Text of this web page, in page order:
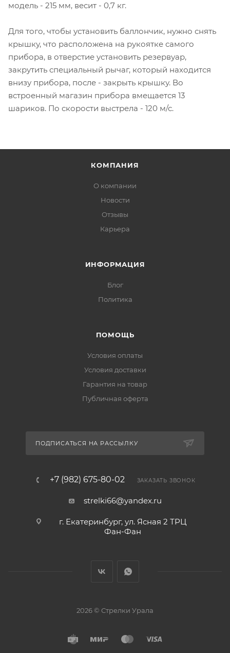
модель - 215 мм, весит - 0,7 кг.
Для того, чтобы установить баллончик, нужно снять
крышку, что расположена на рукоятке самого
прибора, в отверстие установить резервуар,
закрутить специальный рычаг, который находится
внизу прибора, после - закрыть крышку. Во
встроенный магазин прибора вмещается 13
шариков. По скорости выстрела - 120 м/с.
КОМПАНИЯ
О компании
Новости
Отзывы
Карьера
ИНФОРМАЦИЯ
Блог
Политика
ПОМОЩЬ
Условия оплаты
Условия доставки
Гарантия на товар
Публичная оферта
ПОДПИСАТЬСЯ НА РАССЫЛКУ
+7 (982) 675-80-02 ЗАКАЗАТЬ ЗВОНОК
strelki66@yandex.ru
г. Екатеринбург, ул. Ясная 2 ТРЦ
Фан-Фан
2026 © Стрелки Урала